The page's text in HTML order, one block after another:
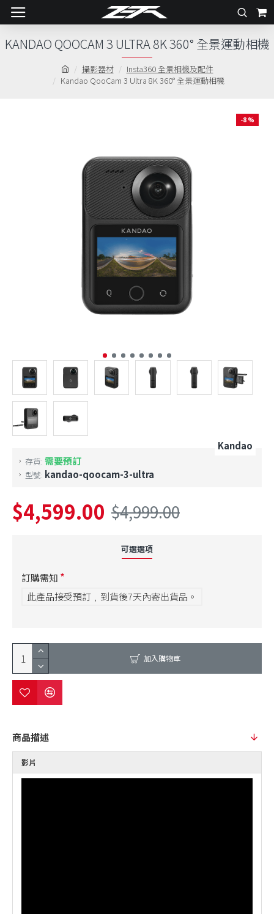
攝影器材
Insta360 全景相機及配件
Kandao QooCam 3 Ultra 8K 360° 全景運動相機
KANDAO QOOCAM 3 ULTRA 8K 360° 全景運動相機
-8 %
存貨: 需要預訂
型號: kandao-qoocam-3-ultra
Kandao
$4,599.00 $4,999.00
可選選項
訂購需知
此產品接受預訂﹐到貨後7天內寄出貨品。
加入購物車
商品描述
影片